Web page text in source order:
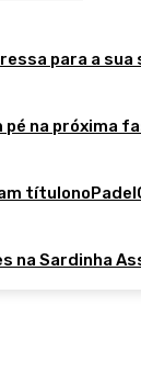
para a
na próxima
na Sardinha